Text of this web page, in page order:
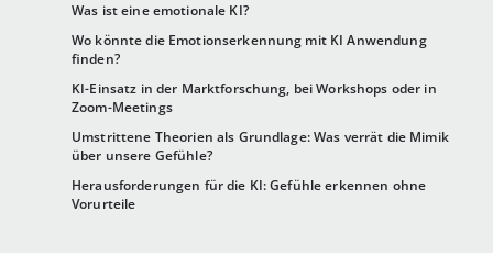
Was ist eine emotionale KI?
Wo könnte die Emotionserkennung mit KI Anwendung
finden?
KI-Einsatz in der Marktforschung, bei Workshops oder in
Zoom-Meetings
Umstrittene Theorien als Grundlage: Was verrät die Mimik
über unsere Gefühle?
Herausforderungen für die KI: Gefühle erkennen ohne
Vorurteile